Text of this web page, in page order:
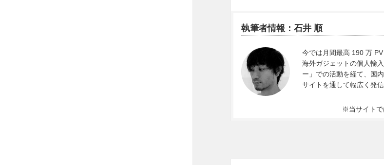
執筆者情報：石井 順
今では月間最高 190 万
海外ガジェットの個人輸
ー」での活動を経て、国
サイトを通して幅広く発信
※当サイトで